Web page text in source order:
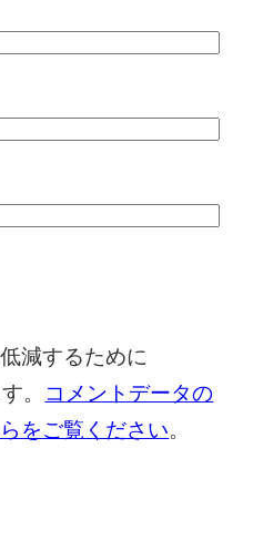
減するために
。
コメントデータの
をご覧ください。